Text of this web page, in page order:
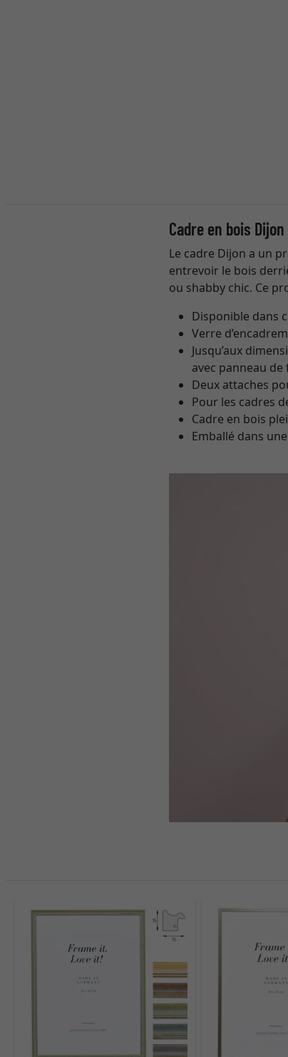
Cadre en bois Dijon
Le cadre Dijon a un
entrevoir le bois
ou shabby chic. Ce
Disponible dans
Verre
Jusqu’aux
avec panneau de
Deux attaches
Pour les cadres
Cadre en bois
Emballé dans